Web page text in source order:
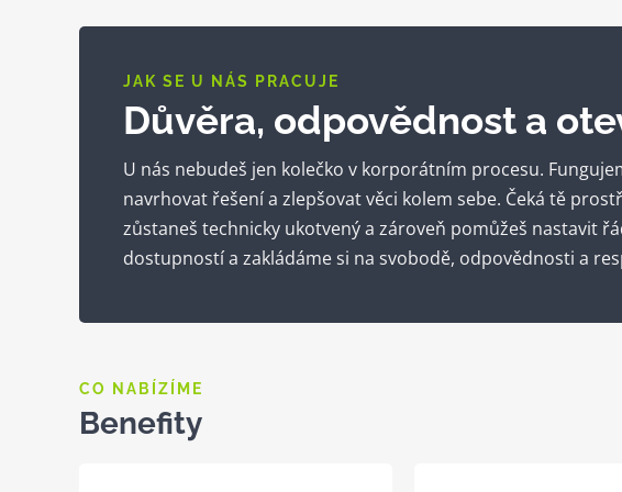
JAK SE U NÁS PRACUJE
Důvěra, odpovědnost a
U nás nebudeš jen kolečko v korporátním procesu.
navrhovat řešení a zlepšovat věci kolem sebe. Čeká tě
zůstaneš technicky ukotvený a zároveň pomůžeš nastavit
dostupností a zakládáme si na svobodě, odpovědnosti a
CO NABÍZÍME
Benefity